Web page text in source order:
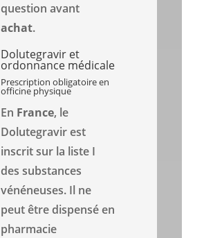
question avant
achat.
Dolutegravir et
ordonnance médicale
Prescription obligatoire en
officine physique
En France, le
Dolutegravir est
inscrit sur la liste I
des substances
vénéneuses. Il ne
peut être dispensé en
pharmacie